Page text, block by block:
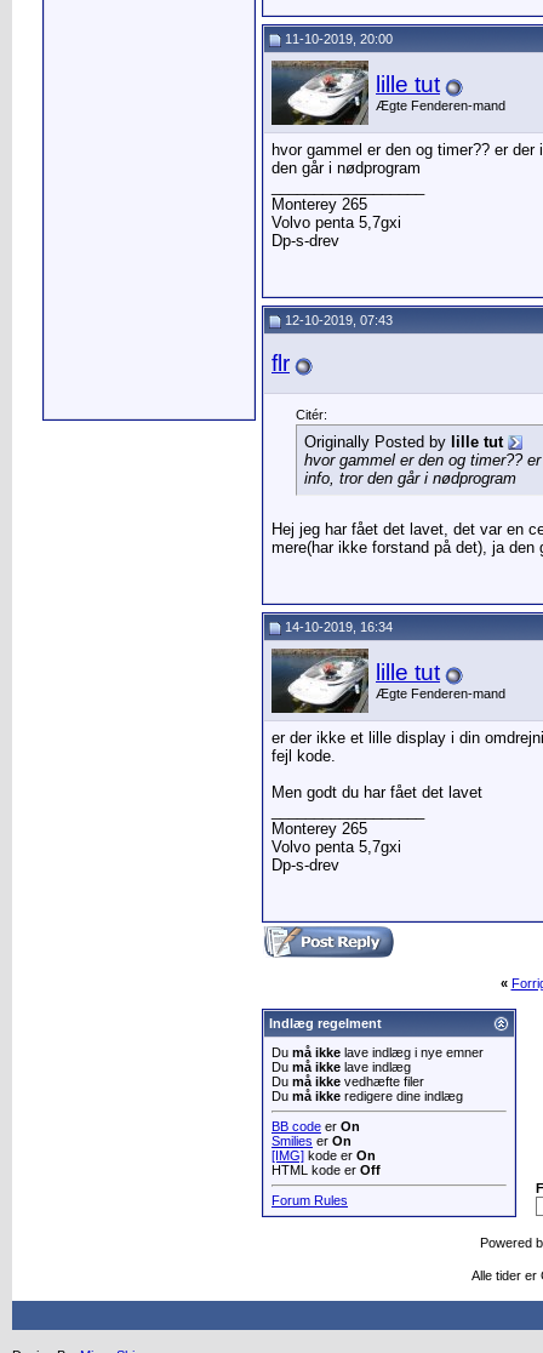
11-10-2019, 20:00
lille tut
Ægte Fenderen-mand
hvor gammel er den og timer?? er
den går i nødprogram
Monterey 265
Volvo penta 5,7gxi
Dp-s-drev
12-10-2019, 07:43
flr
Citér:
Originally Posted by lille tut
hvor gammel er den og timer??
info, tror den går i nødprogram
Hej jeg har fået det lavet, det var en
mere(har ikke forstand på det), ja
14-10-2019, 16:34
lille tut
Ægte Fenderen-mand
er der ikke et lille display i din
fejl kode.
Men godt du har fået det lavet
Monterey 265
Volvo penta 5,7gxi
Dp-s-drev
«
Indlæg regelment
Du må ikke lave indlæg i nye emner
Du må ikke lave indlæg
Du må ikke vedhæfte filer
Du må ikke redigere dine indlæg
BB code er On
Smilies er On
[IMG] kode er On
HTML kode er Off
Forum Rules
Powered
Alle tider er